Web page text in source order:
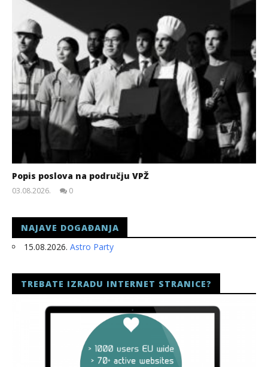
Popis poslova na području VPŽ
03.08.2026.
0
NAJAVE DOGAĐANJA
15.08.2026. Astro Party
TREBATE IZRADU INTERNET STRANICE?